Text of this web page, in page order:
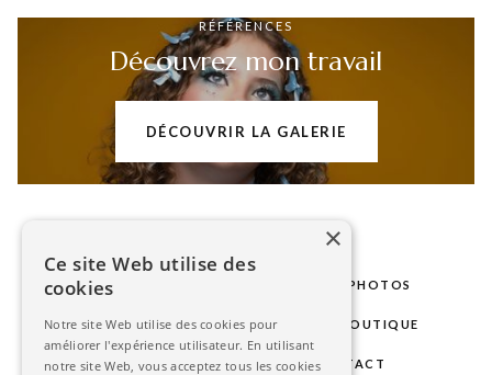
RÉFÉRENCES
Découvrez mon travail
DÉCOUVRIR LA GALERIE
LE STUDIO SÉANCES PHOTOS
PHOTOS D'IDENTITÉ GALERIE BOUTIQUE
BLOG ESPACE CLIENT CONTACT
×
Ce site Web utilise des
cookies
Notre site Web utilise des cookies pour
améliorer l'expérience utilisateur. En utilisant
notre site Web, vous acceptez tous les cookies